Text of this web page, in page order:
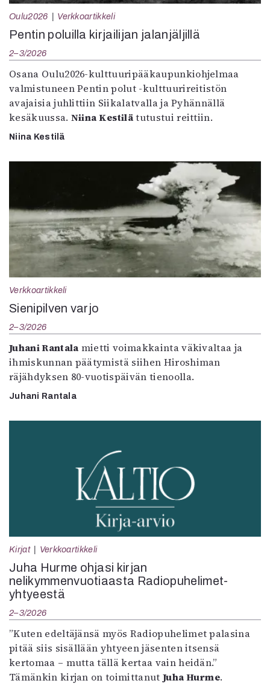
Oulu2026 Verkkoartikkeli
Pentin poluilla kirjailijan jalanjäljillä
2–3/2026
Osana Oulu2026-kulttuuripääkaupunkiohjelmaa
valmistuneen Pentin polut -kulttuurireitistön
avajaisia juhlittiin Siikalatvalla ja Pyhännällä
kesäkuussa. Niina Kestilätutustui reittiin.
Niina Kestilä
Verkkoartikkeli
Sienipilven varjo
2–3/2026
Juhani Rantala mietti voimakkainta väkivaltaa ja
ihmiskunnan päätymistä siihen Hiroshiman
räjähdyksen 80-vuotispäivän tienoolla.
Juhani Rantala
Kirjat Verkkoartikkeli
Juha Hurme ohjasi kirjan
nelikymmenvuotiaasta Radiopuhelimet-
yhtyeestä
2–3/2026
”Kuten edeltäjänsä myös Radiopuhelimet palasina
pitää siis sisällään yhtyeen jäsenten itsensä
kertomaa – mutta tällä kertaa vain heidän.”
Tämänkin kirjan on toimittanut Juha Hurme.